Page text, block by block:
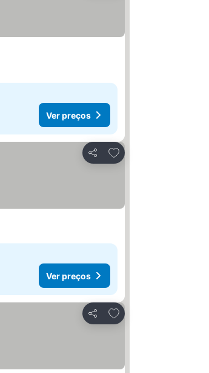
Ver preços
Partilhar
Adicionar aos favoritos
Ver preços
Partilhar
Adicionar aos favoritos